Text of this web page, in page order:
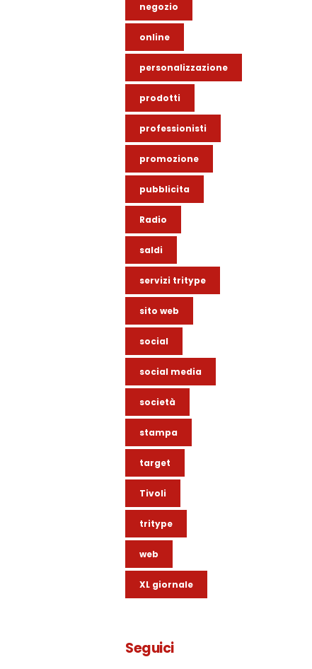
negozio
online
personalizzazione
prodotti
professionisti
promozione
pubblicita
Radio
saldi
servizi tritype
sito web
social
social media
società
stampa
target
Tivoli
tritype
web
XL giornale
Seguici